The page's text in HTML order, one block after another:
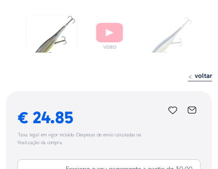
voltar
€ 24.85
Taxa legal em vigor incluído. Despesas de envio calculadas na
finalização da compra.